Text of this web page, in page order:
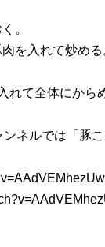
。
を入れて炒め
れて全体にから
ネルでは「豚